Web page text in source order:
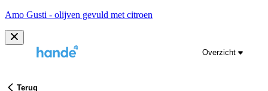
Amo Gusti - olijven gevuld met citroen
Overzicht
Terug